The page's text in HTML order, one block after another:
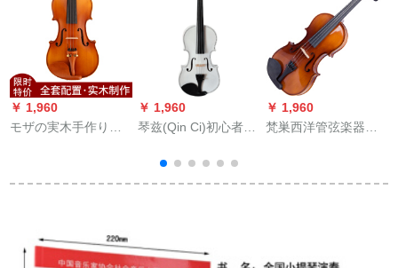
￥ 1,960
モザの実木手作りー
い価格で子供供の初
1/4サイズ
￥ 1,960
琴兹(Qin Ci)初心者子
イオリン配送セト1/8
白黒
￥ 1,960
梵巣西洋管弦楽器の
試験の手作業練習演